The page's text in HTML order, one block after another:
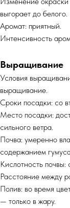
выгорает до белого.
Аромат: приятный.
Интенсивность
Выращивание
Условия
выращивание.
Сроки посадки: со
Место посадки:
сильного ветра.
Почва: умеренно
содержанием
Кислотность почвы:
Расстояние между
Полив: во время
— только в жару.